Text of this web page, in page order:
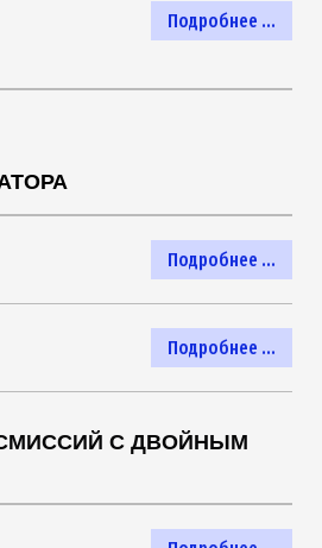
Подробнее ...
Подробнее ...
Подробнее ...
С ДВОЙНЫМ